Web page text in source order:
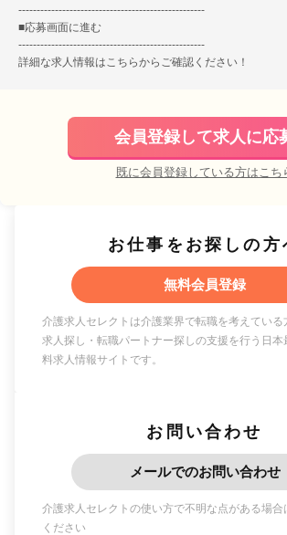
---------------------------------------------------
■応募画面に進む
---------------------------------------------------
詳細な求人情報はこちらからご確認ください！
会員登録して求人に応
既に会員登録している方はこち
お仕事をお探しの方
無料会員登録
介護求人セレクトは介護業界で転職を考えている
求人探し・転職パートナー探しの支援を行う日本
料求人情報サイトです。
お問い合わせ
メールでのお問い合わせ
介護求人セレクトの使い方で不明な点がある場合
ください